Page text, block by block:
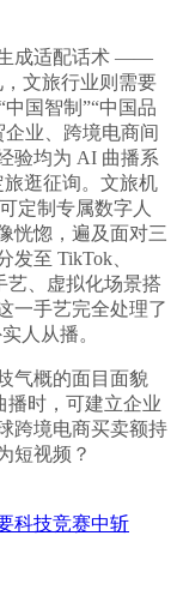
成适配话术 ——
文旅行业则需要
国智制”“中国品
业、跨境电商间
验均为 AI 曲播系
逛征询。文旅机
定制专属数字人
恍惚，遍及面对三
至 TikTok、
艺、虚拟化场景搭
一手艺完全处理了
人从播。
概的面目面貌
时，可建立企业
跨境电商买卖额持
短视频？
科技竞赛中斩